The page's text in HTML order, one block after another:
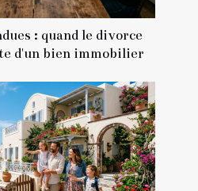
: quand le divorce
d'un bien immobilier